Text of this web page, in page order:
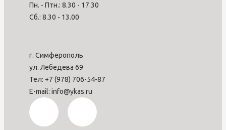
Пн. - Птн.: 8.30 - 17.30
Сб.: 8.30 - 13.00
г. Симферополь
ул. Лебедева 69
Тел: +7 (978) 706-54-87
E-mail: info@ykas.ru